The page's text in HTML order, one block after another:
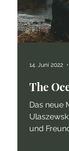
The
Das neue
und
14. Juni 2022